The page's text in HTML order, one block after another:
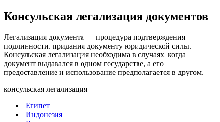
Консульская легализация документов
Легализация документа — процедура подтверждения
подлинности, придания документу юридической силы.
Консульская легализация необходима в случаях, когда
документ выдавался в одном государстве, а его
предоставление и использование предполагается в другом.
консульская легализация
Египет
Индонезия